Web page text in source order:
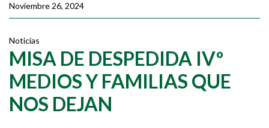
Noviembre 26, 2024
Noticias
MISA DE DESPEDIDA IVº
MEDIOS Y FAMILIAS QUE
NOS DEJAN